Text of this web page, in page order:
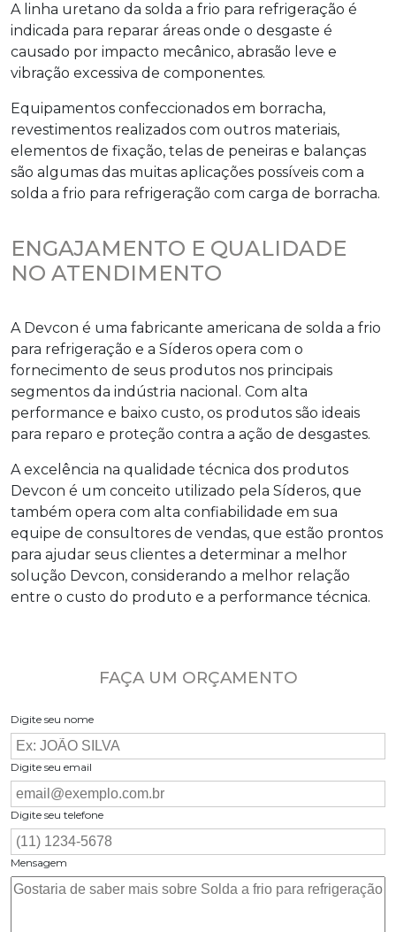
A linha uretano da solda a frio para refrigeração é
indicada para reparar áreas onde o desgaste é
causado por impacto mecânico, abrasão leve e
vibração excessiva de componentes.
Equipamentos confeccionados em borracha,
revestimentos realizados com outros materiais,
elementos de fixação, telas de peneiras e balanças
são algumas das muitas aplicações possíveis com a
solda a frio para refrigeração com carga de borracha.
ENGAJAMENTO E QUALIDADE
NO ATENDIMENTO
A Devcon é uma fabricante americana de solda a frio
para refrigeração e a Síderos opera com o
fornecimento de seus produtos nos principais
segmentos da indústria nacional. Com alta
performance e baixo custo, os produtos são ideais
para reparo e proteção contra a ação de desgastes.
A excelência na qualidade técnica dos produtos
Devcon é um conceito utilizado pela Síderos, que
também opera com alta confiabilidade em sua
equipe de consultores de vendas, que estão prontos
para ajudar seus clientes a determinar a melhor
solução Devcon, considerando a melhor relação
entre o custo do produto e a performance técnica.
FAÇA UM ORÇAMENTO
Digite seu nome
Digite seu email
Digite seu telefone
Mensagem